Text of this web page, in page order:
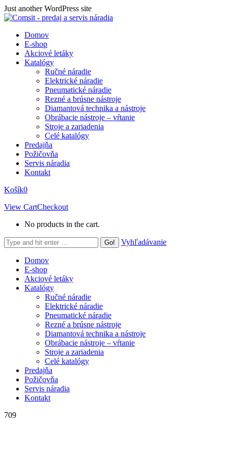
Skip
to
Just another WordPress site
Domov
E-shop
Akciové letáky
Katalógy
Ručné náradie
Elektrické náradie
Pneumatické náradie
Rezné a brúsne nástroje
Diamantová technika a nástroje
Obrábacie nástroje – vŕtanie
Stroje a zariadenia
Celé katalógy
Predajňa
Požičovňa
Servis náradia
Kontakt
Košík0
View CartCheckout
No products in the cart.
Search:
Vyhľadávanie
Domov
E-shop
Akciové letáky
Katalógy
Ručné náradie
Elektrické náradie
Pneumatické náradie
Rezné a brúsne nástroje
Diamantová technika a nástroje
Obrábacie nástroje – vŕtanie
Stroje a zariadenia
Celé katalógy
Predajňa
Požičovňa
Servis náradia
Kontakt
709